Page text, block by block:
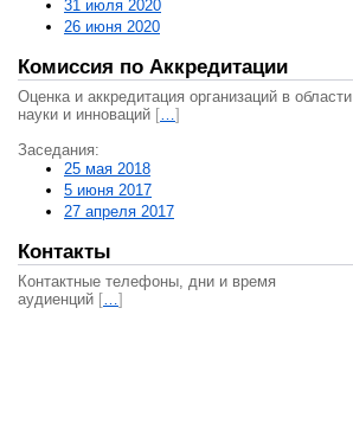
31 июля 2020
26 июня 2020
Комиссия по Аккредитации
Оценка и аккредитация организаций в области
науки и инноваций […]
Заседания:
25 мая 2018
5 июня 2017
27 апреля 2017
Контакты
Контактные телефоны, дни и время
аудиенций […]